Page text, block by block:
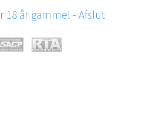
18 år gammel - Afslut